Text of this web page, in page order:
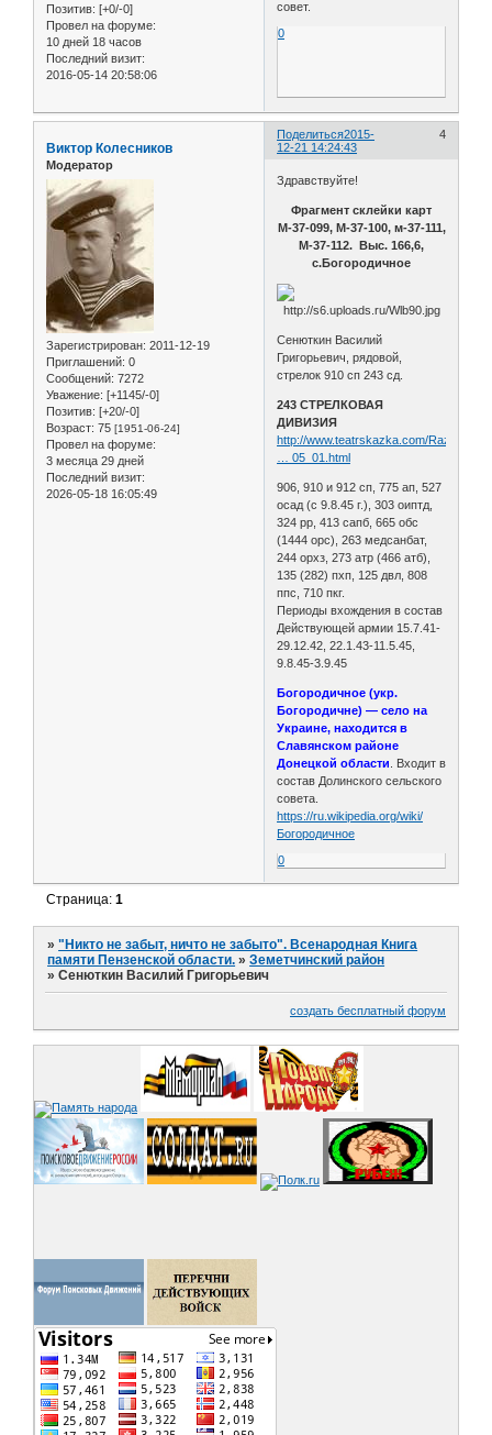
Позитив: [+0/-0]
Провел на форуме:
10 дней 18 часов
Последний визит:
2016-05-14 20:58:06
совет.
0
Поделиться 4
2015-
12-21 14:24:43
Виктор Колесников
Модератор
Зарегистрирован: 2011-12-19
Приглашений: 0
Сообщений: 7272
Уважение: [+1145/-0]
Позитив: [+20/-0]
Возраст: 75 [1951-06-24]
Провел на форуме:
3 месяца 29 дней
Последний визит:
2026-05-18 16:05:49
Здравствуйте!
Фрагмент склейки карт
М-37-099, М-37-100, м-37-111,
М-37-112. Выс. 166,6,
с.Богородичное
Сенюткин Василий
Григорьевич, рядовой,
стрелок 910 сп 243 сд.
243 СТРЕЛКОВАЯ
ДИВИЗИЯ
http://www.teatrskazka.com/Raznoe/
… 05_01.html
906, 910 и 912 сп, 775 ап, 527
осад (с 9.8.45 г.), 303 оиптд,
324 рр, 413 сапб, 665 обс
(1444 орс), 263 медсанбат,
244 орхз, 273 атр (466 атб),
135 (282) пхп, 125 двл, 808
ппс, 710 пкг.
Периоды вхождения в состав
Действующей армии 15.7.41-
29.12.42, 22.1.43-11.5.45,
9.8.45-3.9.45
Богородичное (укр.
Богородичне) — село на
Украине, находится в
Славянском районе
Донецкой области . Входит в
состав Долинского сельского
совета.
https://ru.wikipedia.org/wiki/
Богородичное
0
Страница:1
»"Никто не забыт, ничто не забыто". Всенародная Книга
памяти Пензенской области. »Земетчинский район
»Сенюткин Василий Григорьевич
создать бесплатный форум